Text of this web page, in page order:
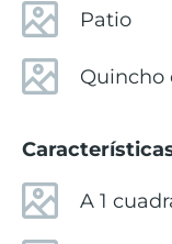
Patio
Quincho
A 1